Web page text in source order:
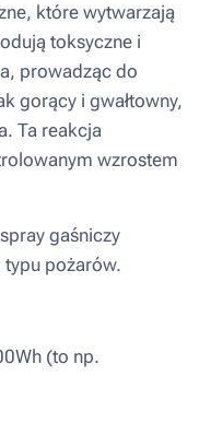
które wytwarzają
toksyczne i
prowadząc do
gorący i gwałtowny,
Ta reakcja
wzrostem
gaśniczy
pożarów.
(to np.